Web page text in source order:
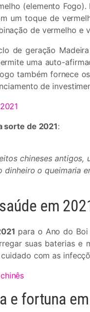
(elemento
um toque de
de vermelho e
de geração
uma auto-
também fornece
de
sorte de 2021:
chineses antigos,
dinheiro o queimaria
em
para o Ano do
suas baterias e
com as
e fortuna